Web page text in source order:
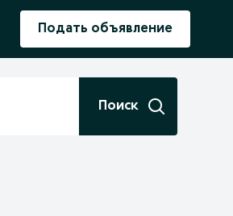
Подать объявление
Поиск